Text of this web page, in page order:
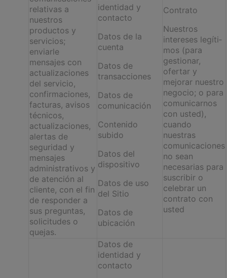
relativas a
nuestros
productos y
servicios;
enviarle
mensajes con
actualizaciones
del servicio,
confirmaciones,
facturas, avisos
técnicos,
actualizaciones,
alertas de
seguridad y
mensajes
administrativos y
de atención al
cliente, con el fin
de responder a
sus preguntas,
solicitudes o
quejas.
identidad y
contacto
Datos de la
cuenta
Datos de
transacciones
Datos de
comunicación
Contenido
subido
Datos del
dispositivo
Datos de uso
del Sitio
Datos de
ubicación
Contrato
Nuestros
intereses legíti­
mos (para
gestionar,
ofertar y
mejorar nuestro
negocio; o para
comuni­carnos
con usted),
cuando
nuestras
comunicaciones
no sean
necesarias para
suscribir o
celebrar un
contrato con
usted
Datos de
identidad y
contacto